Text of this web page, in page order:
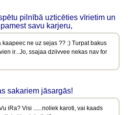
pilnībā uzticēties vīrietim un
savu karjeru,
kaapeec ne uz sejas ?? :) Turpat bakus
ir...Jo, ssajaa dziivvee nekas nav for
sakariem jāsargās!
iRa? Visi ......noliek karoti, vai kaads